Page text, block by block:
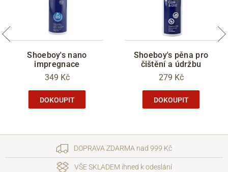
Shoeboy's nano
impregnace
349 Kč
DOKOUPIT
Shoeboy's pěna pro
čištění a údržbu
279 Kč
DOKOUPIT
DOPRAVA ZDARMA nad 999 Kč
VŠE SKLADEM ihned k odeslání